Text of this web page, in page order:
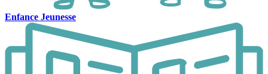
Enfance Jeunesse